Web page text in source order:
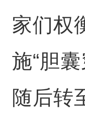
家们权
施“胆囊
随后转